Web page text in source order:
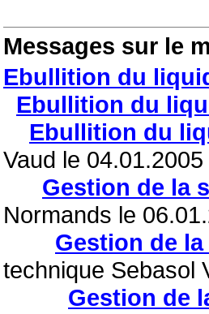
Messages sur le
Ebullition du
Ebullition du
Ebullition du
Vaud le
Gestion de la
Normands le
Gestion de
technique Sebasol
Gestion de